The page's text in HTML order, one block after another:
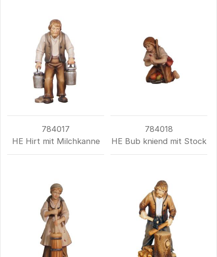
784017
HE Hirt mit Milchkanne
784018
HE Bub kniend mit Stock